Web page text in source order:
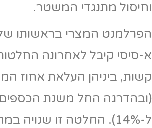
וחיסול מתנגדי המשטר.
הפרלמנט המצרי בראשותו
א-סיסי קיבל לאחרונה
(ובהדרגה החל משנת
ל-14%). החלטה זו שנויה